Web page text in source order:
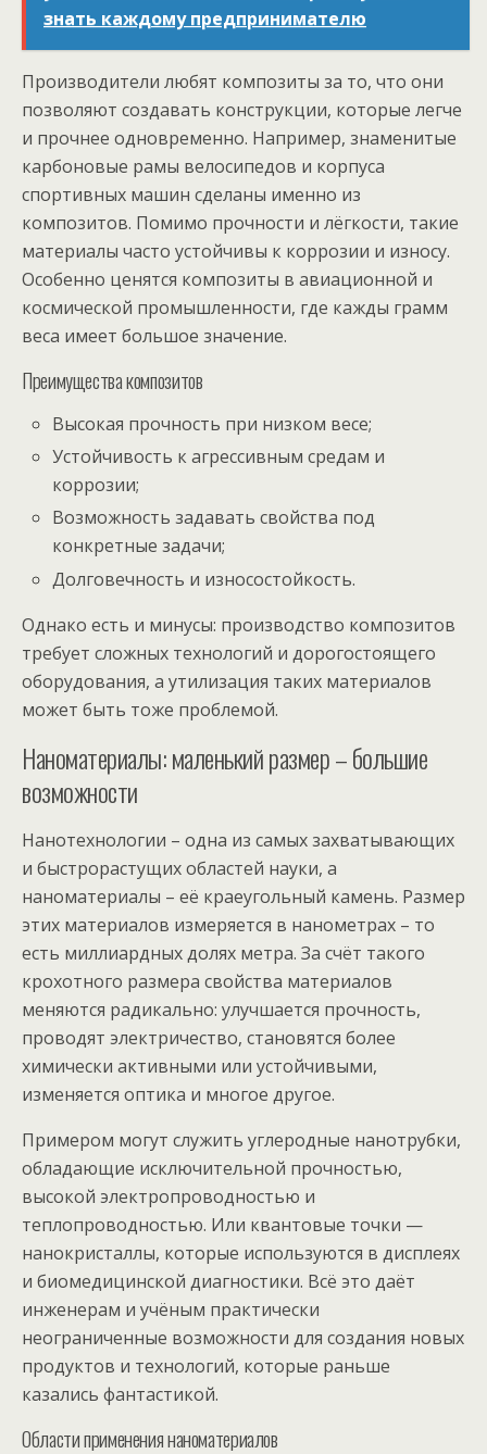
знать каждому предпринимателю
Производители любят композиты за то, что они
позволяют создавать конструкции, которые легче
и прочнее одновременно. Например, знаменитые
карбоновые рамы велосипедов и корпуса
спортивных машин сделаны именно из
композитов. Помимо прочности и лёгкости, такие
материалы часто устойчивы к коррозии и износу.
Особенно ценятся композиты в авиационной и
космической промышленности, где кажды грамм
веса имеет большое значение.
Преимущества композитов
Высокая прочность при низком весе;
Устойчивость к агрессивным средам и
коррозии;
Возможность задавать свойства под
конкретные задачи;
Долговечность и износостойкость.
Однако есть и минусы: производство композитов
требует сложных технологий и дорогостоящего
оборудования, а утилизация таких материалов
может быть тоже проблемой.
Наноматериалы: маленький размер – большие
возможности
Нанотехнологии – одна из самых захватывающих
и быстрорастущих областей науки, а
наноматериалы – её краеугольный камень. Размер
этих материалов измеряется в нанометрах – то
есть миллиардных долях метра. За счёт такого
крохотного размера свойства материалов
меняются радикально: улучшается прочность,
проводят электричество, становятся более
химически активными или устойчивыми,
изменяется оптика и многое другое.
Примером могут служить углеродные нанотрубки,
обладающие исключительной прочностью,
высокой электропроводностью и
теплопроводностью. Или квантовые точки —
нанокристаллы, которые используются в дисплеях
и биомедицинской диагностики. Всё это даёт
инженерам и учёным практически
неограниченные возможности для создания новых
продуктов и технологий, которые раньше
казались фантастикой.
Области применения наноматериалов